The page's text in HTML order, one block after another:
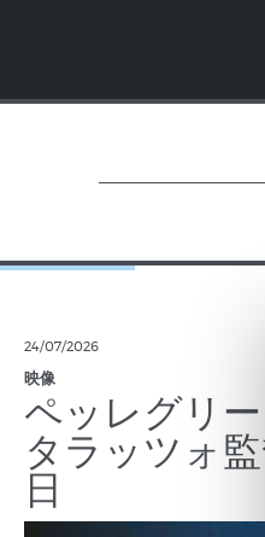
24/07/2026
映像
ペッレグリー
タラッツォ
日